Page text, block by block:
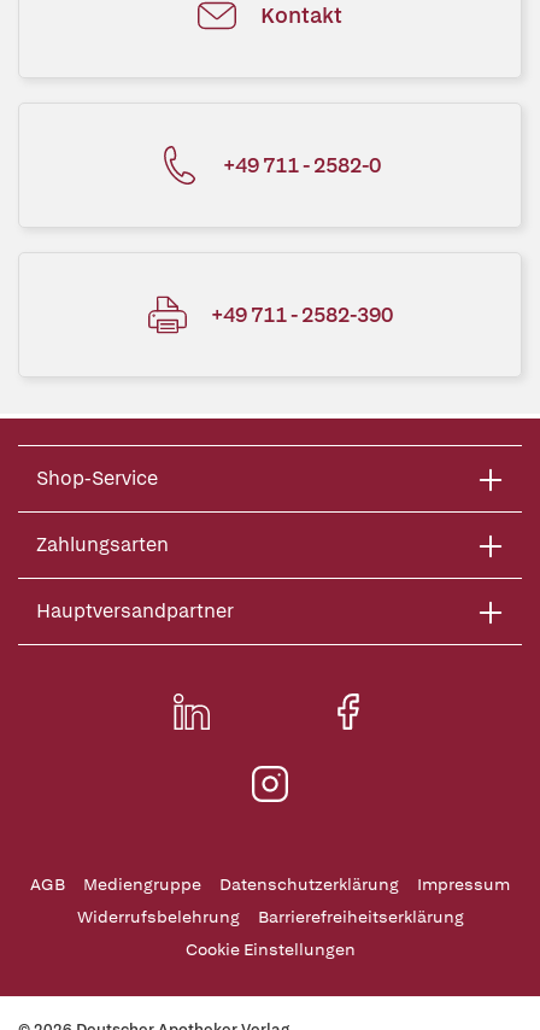
Kontakt
+49 711 - 2582-0
+49 711 - 2582-390
Shop-Service
Zahlungsarten
Hauptversandpartner
AGB Mediengruppe Datenschutzerklärung
Impressum
Widerrufsbelehrung
Barrierefreiheitserklärung
Cookie Einstellungen